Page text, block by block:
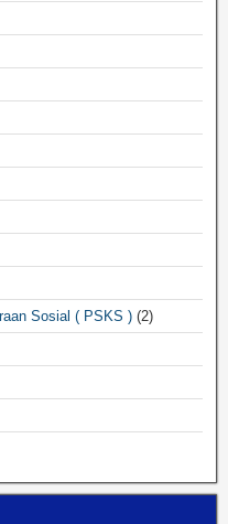
Sosial ( PSKS ) (2)